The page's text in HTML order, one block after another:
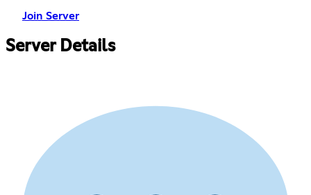
Join Server
Server Details